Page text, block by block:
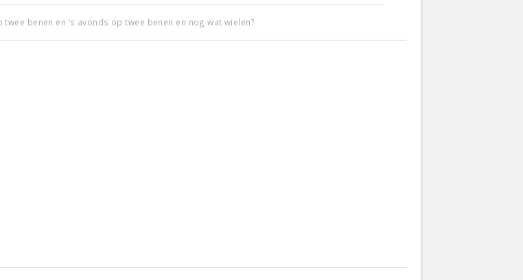
benen en ‘s avonds op twee benen en nog wat wielen?